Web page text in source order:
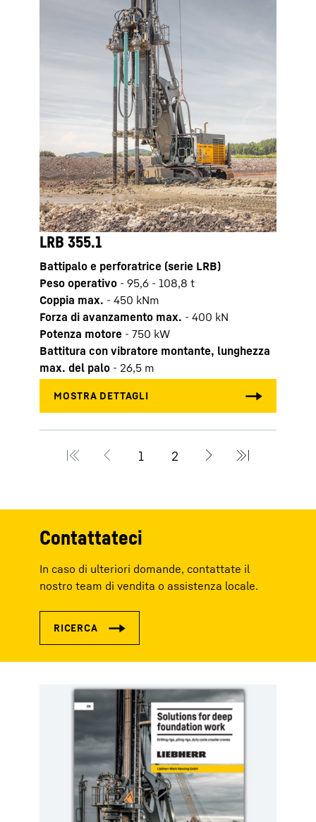
LRB 355.1
Battipalo e perforatrice (serie LRB)
Peso operativo - 95,6 - 108,8 t
Coppia max. - 450 kNm
Forza di avanzamento max. - 400 kN
Potenza motore - 750 kW
Battitura con vibratore montante, lunghezza
max. del palo - 26,5 m
Contattateci
In caso di ulteriori domande, contattate il
nostro team di vendita o assistenza locale.